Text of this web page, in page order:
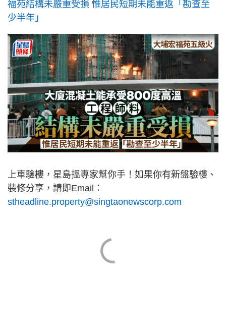
福苑結構未嚴重受損 惟居民短期未能重返「勘查至
少半年」
上車驗樓，星島搵專家幫你手！如果你有新盤驗樓、
裝修分享，請即Email：
stheadline.property@singtaonewscorp.com